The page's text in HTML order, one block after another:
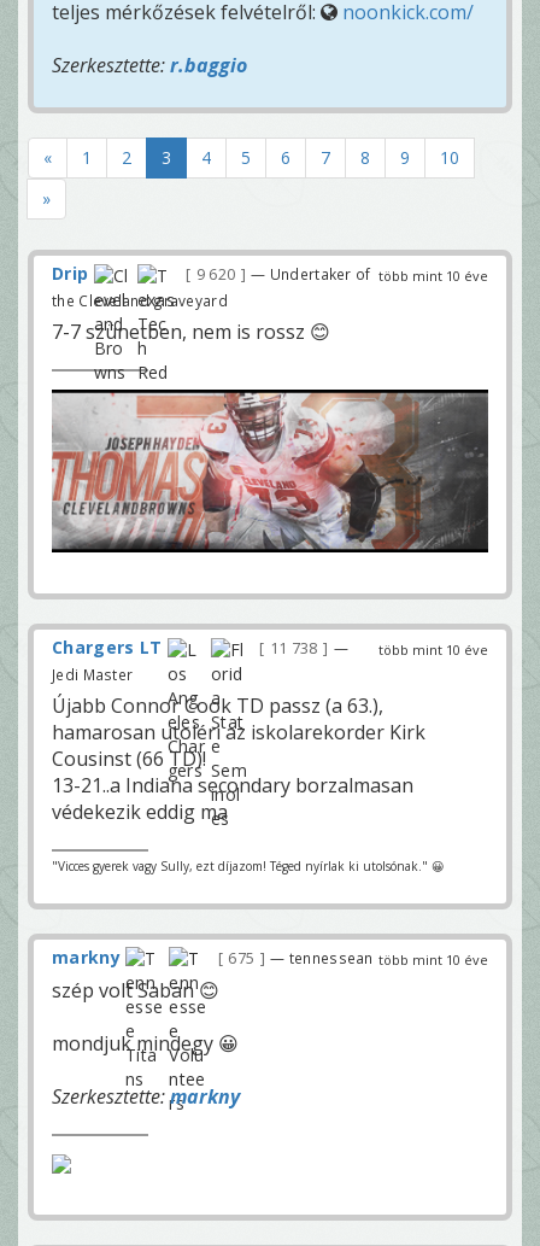
teljes mérkőzések felvételről:
noonkick.com/
Szerkesztette:r.baggio
« 1 2 3 4 5 6 7 8 9
10
»
több mint 10 éve
Drip 9 620
— Undertaker of
the Cleveland graveyard
7-7 szünetben, nem is rossz 😊
több mint 10 éve
Chargers LT 11 738
—
Jedi Master
Újabb Connor Cook TD passz (a 63.),
hamarosan utoléri az iskolarekorder Kirk
Cousinst (66 TD)!
13-21..a Indiana secondary borzalmasan
védekezik eddig ma
"Vicces gyerek vagy Sully, ezt díjazom! Téged nyírlak ki utolsónak." 😀
több mint 10 éve
markny 675 — tennessean
szép volt Saban 😊
mondjuk mindegy 😀
Szerkesztette:markny